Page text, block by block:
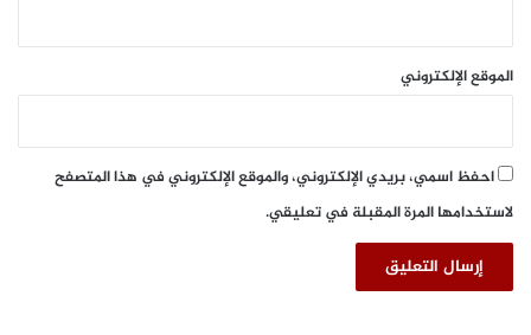
0
2
ع
ا
ل
ف
ت
ر
ا
ض
ف
الموقع الإلكتروني
احفظ اسمي، بريدي الإلكتروني، والموقع الإلكتروني في هذا المتصفح
لاستخدامها المرة المقبلة في تعليقي.